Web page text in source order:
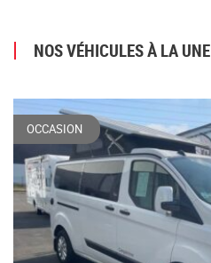
NOS VÉHICULES À LA UNE
OCCASION